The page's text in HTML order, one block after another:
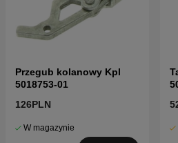
Przegub kolanowy Kpl
5018753-01
126PLN
W magazynie